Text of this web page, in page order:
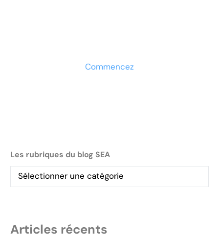
Commencez
Les rubriques du blog SEA
Articles récents